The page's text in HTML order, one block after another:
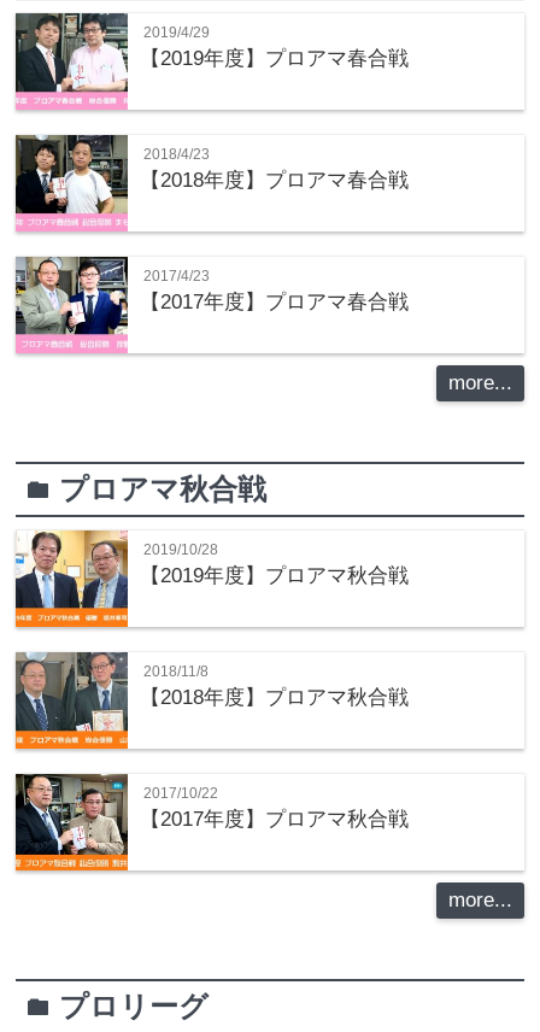
2019/4/29
【2019年度】プロアマ春合戦
2018/4/23
【2018年度】プロアマ春合戦
2017/4/23
【2017年度】プロアマ春合戦
more...
folder プロアマ秋合戦
2019/10/28
【2019年度】プロアマ秋合戦
2018/11/8
【2018年度】プロアマ秋合戦
2017/10/22
【2017年度】プロアマ秋合戦
more...
folder プロリーグ